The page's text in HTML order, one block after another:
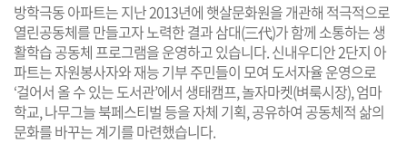
방학극동 아파트는 지난 2013년에 햇살문화원을 개관해 적극적으로
열린공동체를 만들고자 노력한 결과 삼대(三代)가 함께 소통하는 생
활학습 공동체 프로그램을 운영하고 있습니다. 신내우디안 2단지 아
파트는 자원봉사자와 재능 기부 주민들이 모여 도서자율 운영으로
‘걸어서 올 수 있는 도서관’에서 생태캠프, 놀자마켓(벼룩시장), 엄마
학교, 나무그늘 북페스티벌 등을 자체 기획, 공유하여 공동체적 삶의
문화를 바꾸는 계기를 마련했습니다.